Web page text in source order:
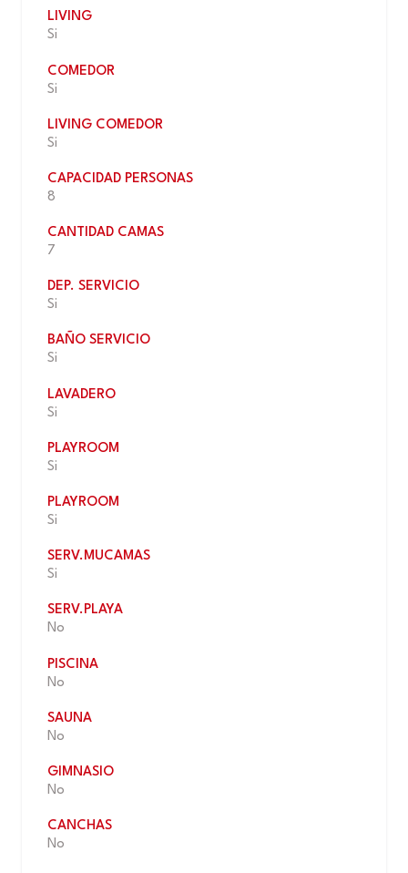
LIVING
Si
COMEDOR
Si
LIVING COMEDOR
Si
CAPACIDAD PERSONAS
8
CANTIDAD CAMAS
7
DEP. SERVICIO
Si
BAÑO SERVICIO
Si
LAVADERO
Si
PLAYROOM
Si
PLAYROOM
Si
SERV.MUCAMAS
Si
SERV.PLAYA
No
PISCINA
No
SAUNA
No
GIMNASIO
No
CANCHAS
No